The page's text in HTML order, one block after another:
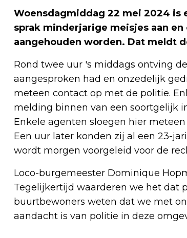
Woensdagmiddag 22 mei 2024 is
sprak minderjarige meisjes aan
aangehouden worden. Dat meldt
Rond twee uur 's middags ontving
aangesproken had en onzedelijk
meteen contact op met de politie.
melding binnen van een soortgelijk
Enkele agenten sloegen hier
Een uur later konden zij al een 23-
wordt morgen voorgeleid voor de
Loco-burgemeester Dominique
Tegelijkertijd waarderen we het dat
buurtbewoners weten dat we met
aandacht is van politie in deze